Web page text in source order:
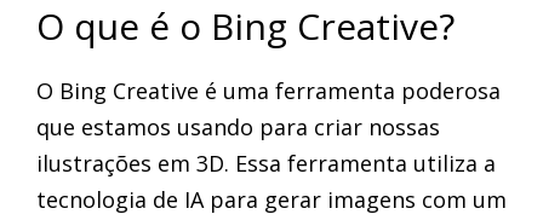
O que é o Bing Creative?
O Bing Creative é uma ferramenta poderosa
que estamos usando para criar nossas
ilustrações em 3D. Essa ferramenta utiliza a
tecnologia de IA para gerar imagens com um